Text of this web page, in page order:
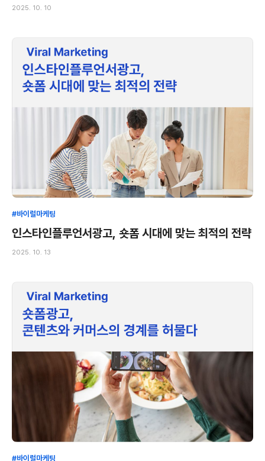
2025. 10. 10
#바이럴마케팅
인스타인플루언서광고, 숏폼 시대에 맞는 최적의 전략
2025. 10. 13
#바이럴마케팅